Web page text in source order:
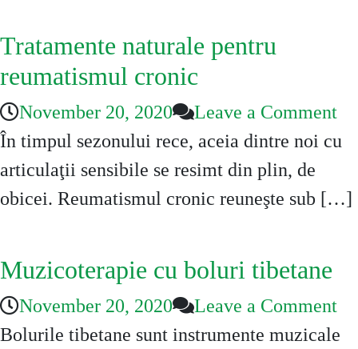
Tratamente naturale pentru
reumatismul cronic
November 20, 2020 Leave a Commenton
În timpul sezonului rece, aceia dintre noi cu
articulaţii sensibile se resimt din plin, de
obicei. Reumatismul cronic reuneşte sub […]
Muzicoterapie cu boluri tibetane
November 20, 2020 Leave a Commenton
Bolurile tibetane sunt instrumente muzicale